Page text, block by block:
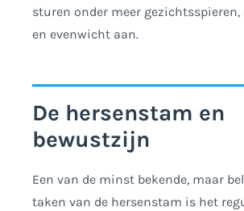
sturen onder meer gezichtsspieren,
en evenwicht aan.
De hersenstam en
bewustzijn
Een van de minst bekende, maar
taken van de hersenstam is het